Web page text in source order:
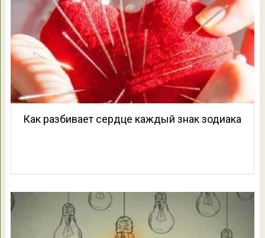
Как разбивает сердце каждый знак зодиака